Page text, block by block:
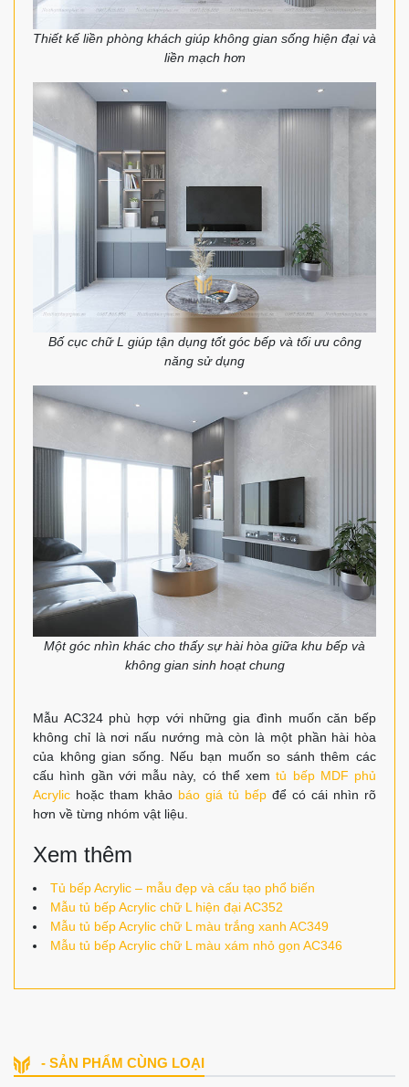
Thiết kế liền phòng khách giúp không gian sống hiện đại và
liền mạch hơn
Bố cục chữ L giúp tận dụng tốt góc bếp và tối ưu công
năng sử dụng
Một góc nhìn khác cho thấy sự hài hòa giữa khu bếp và
không gian sinh hoạt chung
Mẫu AC324 phù hợp với những gia đình muốn căn bếp
không chỉ là nơi nấu nướng mà còn là một phần hài hòa
của không gian sống. Nếu bạn muốn so sánh thêm các
cấu hình gần với mẫu này, có thể xemtủ bếp MDF phủ
Acrylic hoặc tham khảo báo giá tủ bếp để có cái nhìn rõ
hơn về từng nhóm vật liệu.
Xem thêm
Tủ bếp Acrylic – mẫu đẹp và cấu tạo phổ biến
Mẫu tủ bếp Acrylic chữ L hiện đại AC352
Mẫu tủ bếp Acrylic chữ L màu trắng xanh AC349
Mẫu tủ bếp Acrylic chữ L màu xám nhỏ gọn AC346
- SẢN PHẨM CÙNG LOẠI